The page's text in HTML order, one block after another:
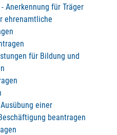
Anerkennung für Träger
ehrenamtliche
für Bildung und
einer
beantragen